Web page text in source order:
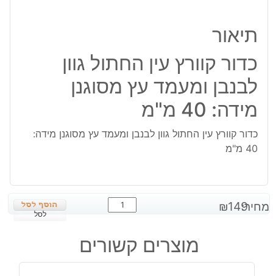
תיאור
כדור קוורץ עין החתול גוון
לבנבן ומעמד עץ מסוגנן
מידה: 40 מ"מ
כדור קוורץ עין החתול גוון לבנבן ומעמד עץ מסוגנן מידה:
40 מ"מ
מחיר: ₪149
כמות
של
קוורץ
עין
לסל
מוצרים קשורים